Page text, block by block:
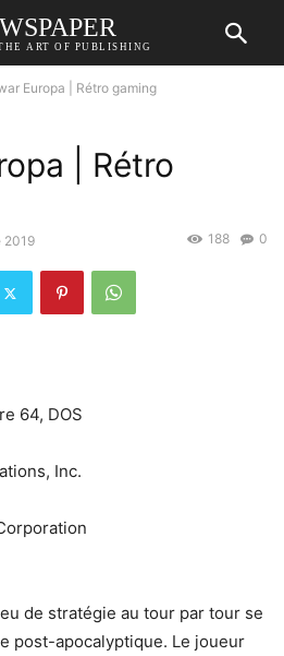
ART OF PUBLISHING
Europa | Rétro gaming
| Rétro
2019 0
188
64, DOS
Inc.
de stratégie au tour par tour se
post-apocalyptique. Le joueur